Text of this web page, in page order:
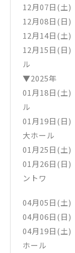
12月07日(土
12月08日(日)
12月14日(土)
12月15日(日)
ル
▼2025年
01月18日(土)
ル
01月19日(日)
大ホール
01月25日(土
01月26日(日)
ントワ
04月05日(土
04月06日(日)
04月19日(土)
ホール